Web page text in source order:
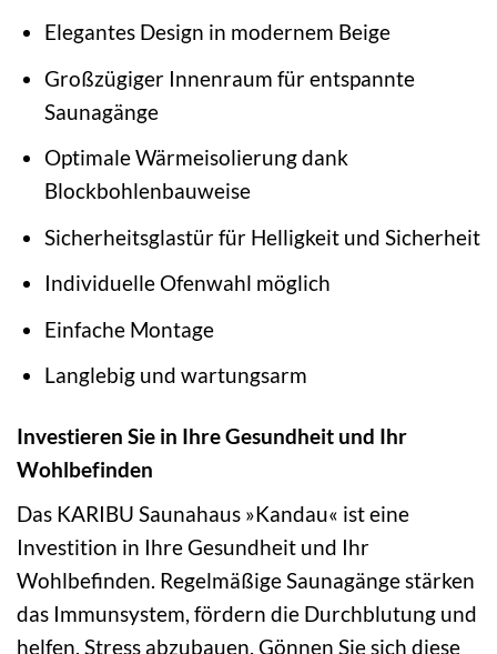
Elegantes Design in modernem Beige
Großzügiger Innenraum für entspannte
Saunagänge
Optimale Wärmeisolierung dank
Blockbohlenbauweise
Sicherheitsglastür für Helligkeit und Sicherheit
Individuelle Ofenwahl möglich
Einfache Montage
Langlebig und wartungsarm
Investieren Sie in Ihre Gesundheit und Ihr
Wohlbefinden
Das KARIBU Saunahaus »Kandau« ist eine
Investition in Ihre Gesundheit und Ihr
Wohlbefinden. Regelmäßige Saunagänge stärken
das Immunsystem, fördern die Durchblutung und
helfen, Stress abzubauen. Gönnen Sie sich diese